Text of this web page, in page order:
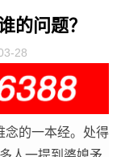
的问题？
28
的一本经。处得